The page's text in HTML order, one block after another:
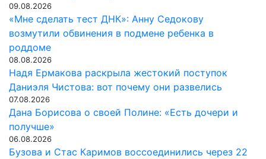
09.08.2026
«Мне сделать тест ДНК»: Анну Седокову
возмутили обвинения в подмене ребенка в
роддоме
08.08.2026
Надя Ермакова раскрыла жестокий поступок
Даниэля Чистова: вот почему они развелись
07.08.2026
Дана Борисова о своей Полине: «Есть дочери и
получше»
06.08.2026
Бузова и Стас Каримов воссоединились через 22